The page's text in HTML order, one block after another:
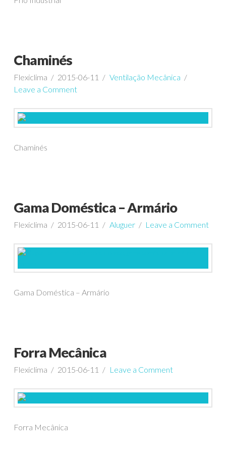
Chaminés
Flexiclima 2015-06-11
Ventilação Mecânica
Leave a Comment
Chaminés
Gama Doméstica – Armário
Flexiclima 2015-06-11 Aluguer Leave a Comment
Gama Doméstica – Armário
Forra Mecânica
Flexiclima 2015-06-11 Leave a Comment
Forra Mecânica